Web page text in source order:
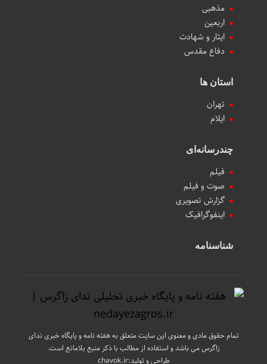
مذهبی
اربعین
ایثار و شهادت
دفاع مقدس
استان ها
تهران
ایلام
چندرسانه‌ای
فیلم
صوت و فیلم
گزارش تصویری
اینفوگرافیک
شناسنامه
تمام حقوق مادی و معنوی این سایت متعلق به هفته نامه و پایگاه خبری ندای
زاگرس می باشد و استفاده از مطالب با ذکر منبع بلامانع است.
طراحی و تولید:chavok.ir